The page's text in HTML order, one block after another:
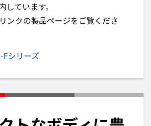
しています。
ンクの製品ページをご覧くださ
Fシリーズ